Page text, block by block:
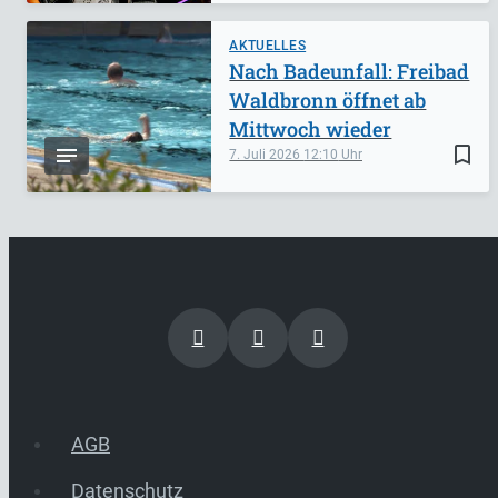
AKTUELLES
bookmark_border
7. Juli 2026 12:10
Nach Badeunfall: Freibad
Waldbronn öffnet ab
Mittwoch wieder
AGB
Datenschutz